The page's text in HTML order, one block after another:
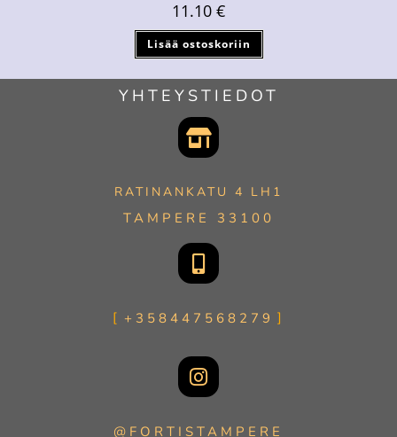
11.10 €
Lisää ostoskoriin
YHTEYSTIEDOT
RATINANKATU 4 LH1
TAMPERE 33100
+358447568279
@FORTISTAMPERE